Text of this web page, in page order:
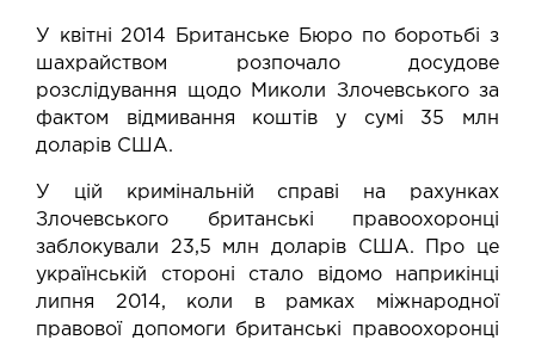
У квітні 2014 Британське Бюро по боротьбі з
шахрайством розпочало досудове
розслідування щодо Миколи Злочевського за
фактом відмивання коштів у сумі 35 млн
доларів США.
У цій кримінальній справі на рахунках
Злочевського британські правоохоронці
заблокували 23,5 млн доларів США. Про це
українській стороні стало відомо наприкінці
липня 2014, коли в рамках міжнародної
правової допомоги британські правоохоронці